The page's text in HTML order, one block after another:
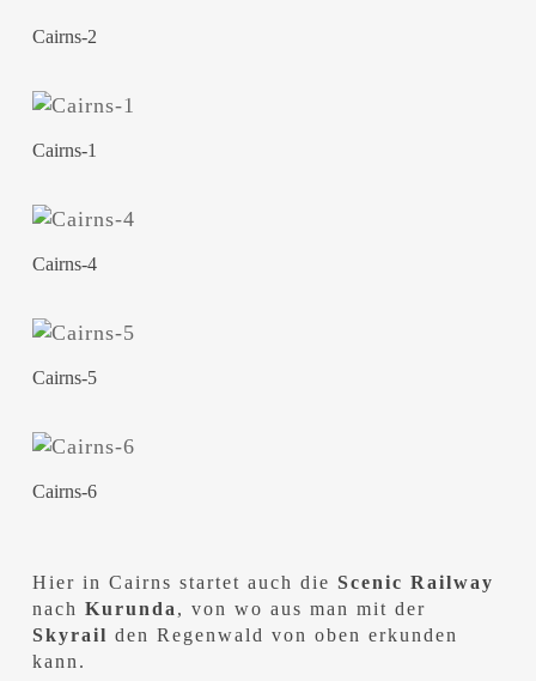
Cairns-2
Cairns-1
Cairns-4
Cairns-5
Cairns-6
Hier in Cairns startet auch die Scenic Railway
nach Kurunda, von wo aus man mit der
Skyrail den Regenwald von oben erkunden
kann.